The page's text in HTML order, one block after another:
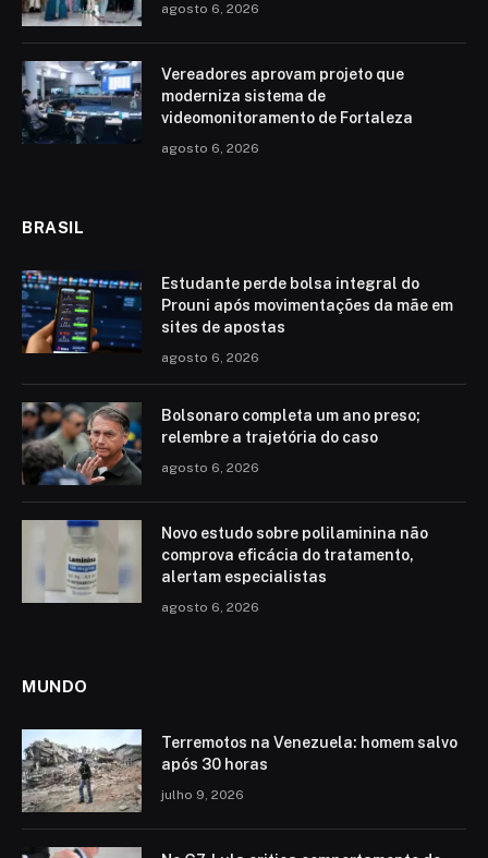
agosto 6, 2026
Vereadores aprovam projeto que
moderniza sistema de
videomonitoramento de Fortaleza
agosto 6, 2026
BRASIL
Estudante perde bolsa integral do
Prouni após movimentações da mãe em
sites de apostas
agosto 6, 2026
Bolsonaro completa um ano preso;
relembre a trajetória do caso
agosto 6, 2026
Novo estudo sobre polilaminina não
comprova eficácia do tratamento,
alertam especialistas
agosto 6, 2026
MUNDO
Terremotos na Venezuela: homem salvo
após 30 horas
julho 9, 2026